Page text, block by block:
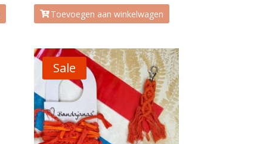
Toevoegen aan winkelwagen
Sale